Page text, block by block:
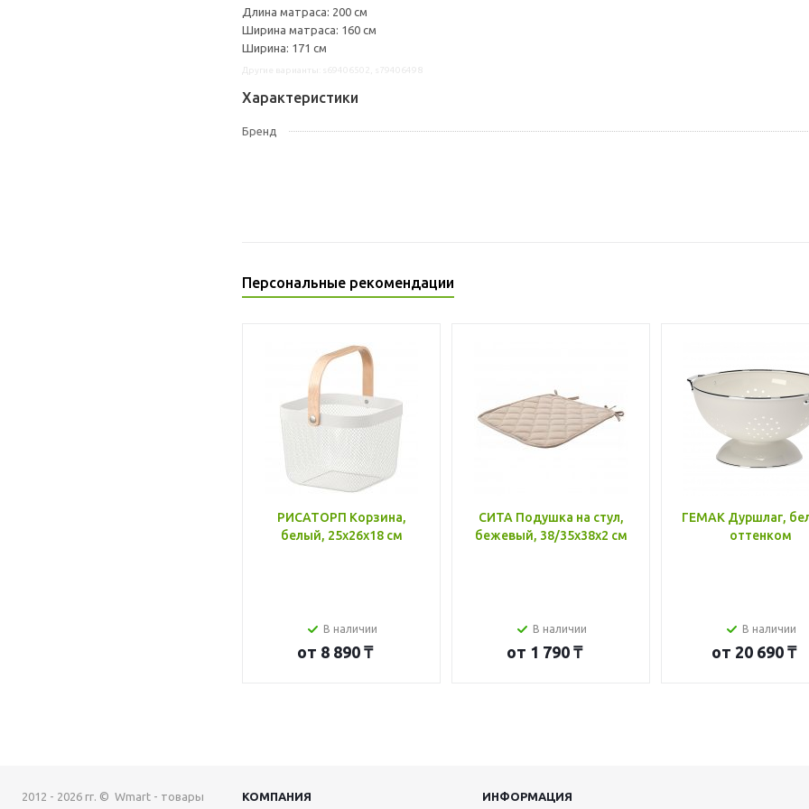
Длина матраса: 200 см
Ширина матраса: 160 см
Ширина: 171 см
Характеристики
Бренд
Персональные рекомендации
РИСАТОРП Корзина,
белый, 25x26x18 см
В наличии
от 8 890 ₸
СИТА Подушка на стул,
бежевый, 38/35x38x2 см
В наличии
от 1 790 ₸
ГЕМАК Дуршлаг,
оттенком
В наличии
от 20 690 ₸
2012 - 2026 гг. © Wmart - товары
КОМПАНИЯ ИНФОРМАЦИЯ